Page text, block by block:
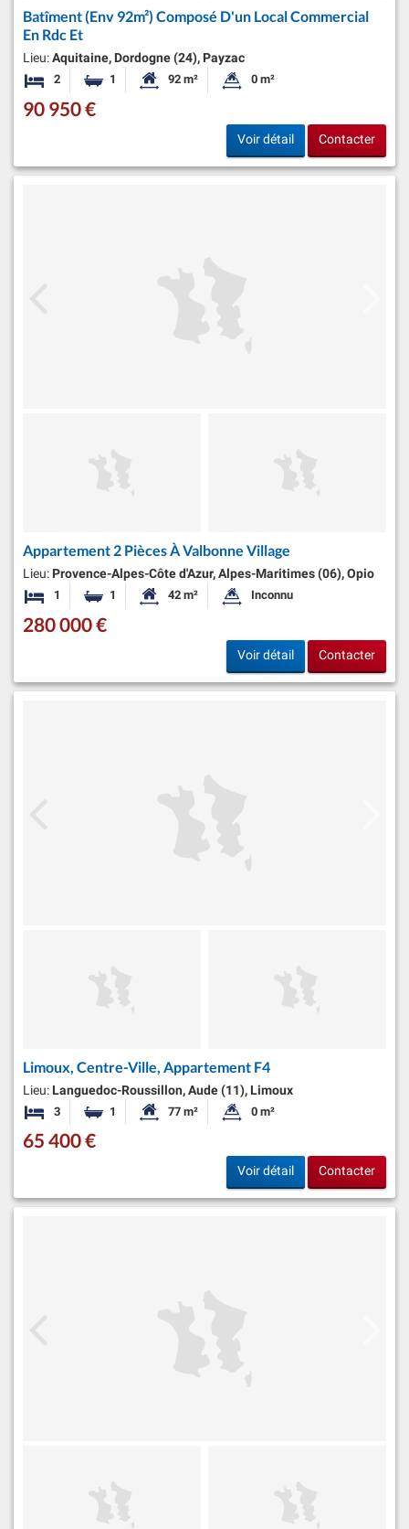
Batîment (Env 92m²) Composé D'un Local Commercial
En Rdc Et
Lieu:Aquitaine, Dordogne (24), Payzac
2 Chambres1 Salle de bainSurface habitable:
92 m² Superficie du terrain:
0 m²
90 950 €
Voir détail Contacter
Appartement 2 Pièces À Valbonne Village
Lieu: Provence-Alpes-Côte d'Azur, Alpes-Maritimes (06), Opio
1 Chambre 1 Salle de bainSurface habitable:
42 m² Superficie du terrain:
Inconnu
280 000 €
Voir détail Contacter
Limoux, Centre-Ville, Appartement F4
Lieu: Languedoc-Roussillon, Aude (11), Limoux
3 Chambres1 Salle de bainSurface habitable:
77 m² Superficie du terrain:
0 m²
65 400 €
Voir détail Contacter